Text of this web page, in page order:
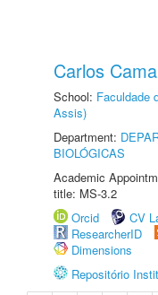
Carlos
School: Faculdade
Assis)
Department:
BIOLÓGICAS
Academic
title: MS-3.2
Orcid
CV
ResearcherID
Dimensions
Repositório